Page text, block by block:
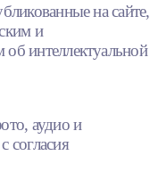
на сайте,
и
интеллектуальной
аудио и
согласия